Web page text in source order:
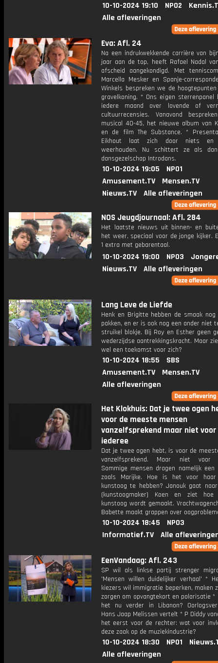
10-10-2024 19:10 NPO2
Alle afleveringen
Eva: Afl. 24
Na een indrukwekkende carrière van
jaar aan de top, heeft Rafael Nadal
afscheid aangekondigd. Met
Marcella Mesker en Spanje-
Winkels bespreken we de
gravelkoning. * Ons eigen sterrenpanel
iedere maand over lovende of
cultuurrecensies. Vanavond
musical 40-45, het nieuwe album van
en de film The Substance. *
Eikhout laat zich door niets en
weerhouden. Nu schittert ze als
dansgezelschap Introdans.
10-10-2024 19:05
NPO1
Amusement.TV
Mensen.TV
Nieuws.TV
Alle afleveringen
NOS Jeugdjournaal: Afl. 284
Het laatste nieuws uit binnen- en
het weer, speciaal voor de jonge kijker.
1 extra met gebarentaal.
10-10-2024 19:00 NPO3
Nieuws.TV
Alle afleveringen
Lang Leve de Liefde
Henk en Brigitte hebben de smaak
pakken, en er is ook nog een ander niet
struikel blokje. Bij Roy en Esther geen
wederzijdse aantrekkingskracht. Maar
wel een toekomst voor zich?
10-10-2024 18:55
SBS
Amusement.TV
Mensen.TV
Alle afleveringen
Het Klokhuis: Dat je twee ogen
voor de meeste mensen
vanzelfsprekend maar niet voor
iederee
Dat je twee ogen hebt, is voor de
vanzelfsprekend. Maar niet voor
Sommige mensen dragen namelijk een
zoals Marijke. Hoe is het voor
kunstoog te hebben? Janouk gaat
(kunstoogmaker) Koen en ziet hoe
kunstoog wordt gemaakt.
Babette maakt grappen over
10-10-2024 18:45
NPO3
Informatief.TV
Alle
EenVandaag: Afl. 243
SP wil als linkse partij strenger
'Mensen willen duidelijker verhaal' *
kiezers wil immigratie beperken, maken
zorgen om opvangtekort en polarisatie *
het nu verder in Libanon?
Hans Jaap Melissen vertelt * P Diddy
het eerst voor de rechter: wat voor
deze zaak op de muziekindustrie?
10-10-2024 18:30 NPO1
Alle afleveringen